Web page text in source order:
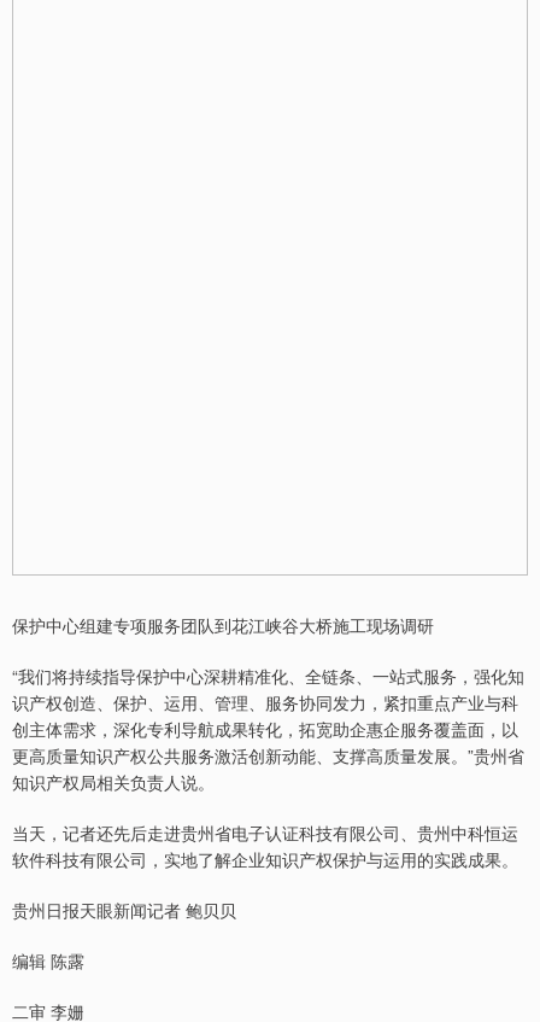
保护中心组建专项服务团队到花江峡谷大桥施工现场调研
“我们将持续指导保护中心深耕精准化、全链条、一站式服务，强化知
识产权创造、保护、运用、管理、服务协同发力，紧扣重点产业与科
创主体需求，深化专利导航成果转化，拓宽助企惠企服务覆盖面，以
更高质量知识产权公共服务激活创新动能、支撑高质量发展。”贵州省
知识产权局相关负责人说。
当天，记者还先后走进贵州省电子认证科技有限公司、贵州中科恒运
软件科技有限公司，实地了解企业知识产权保护与运用的实践成果。
贵州日报天眼新闻记者 鲍贝贝
编辑 陈露
二审 李姗